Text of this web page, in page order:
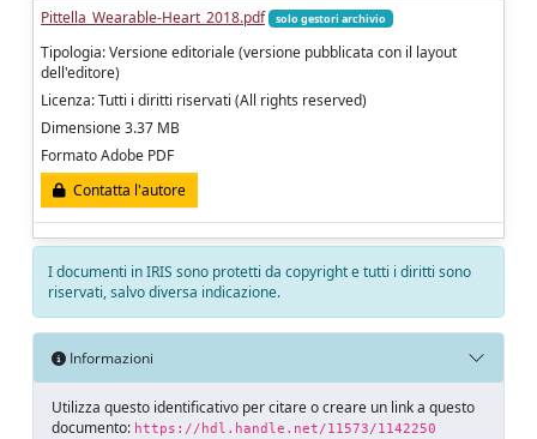
Pittella_Wearable-Heart_2018.pdf
solo gestori archivio
Tipologia: Versione editoriale (versione pubblicata con il layout
dell'editore)
Licenza: Tutti i diritti riservati (All rights reserved)
Dimensione 3.37 MB
Formato Adobe PDF
Contatta l'autore
I documenti in IRIS sono protetti da copyright e tutti i diritti sono
riservati, salvo diversa indicazione.
Informazioni
Utilizza questo identificativo per citare o creare un link a questo
documento: https://hdl.handle.net/11573/1142250